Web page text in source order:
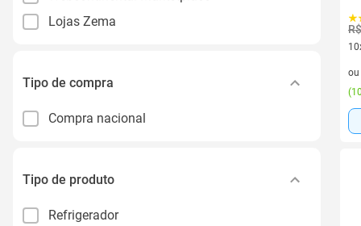
Lojas Zema
Tipo de compra
Compra nacional
Tipo de produto
Refrigerador
ou
(